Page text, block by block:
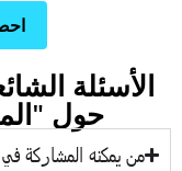
الأسئلة
حول
من يمكنه المشاركة في